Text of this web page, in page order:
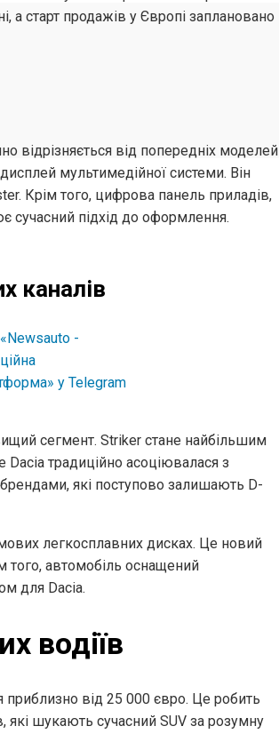
а старт продажів у Європі заплановано
відрізняється від попередніх моделей
мультимедійної системи. Він
Крім того, цифрова панель приладів,
сучасний підхід до оформлення.
каналів
сегмент. Striker стане найбільшим
традиційно асоціювалася з
які поступово залишають D-
легкосплавних дисках. Це новий
того, автомобіль оснащений
для Dacia.
водіїв
приблизно від 25 000 євро. Це робить
які шукають сучасний SUV за розумну